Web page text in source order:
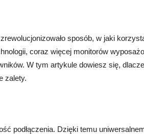
sposób, w jaki
coraz więcej monitorów
W tym artykule dowiesz się,
zalety.
podłączenia. Dzięki temu